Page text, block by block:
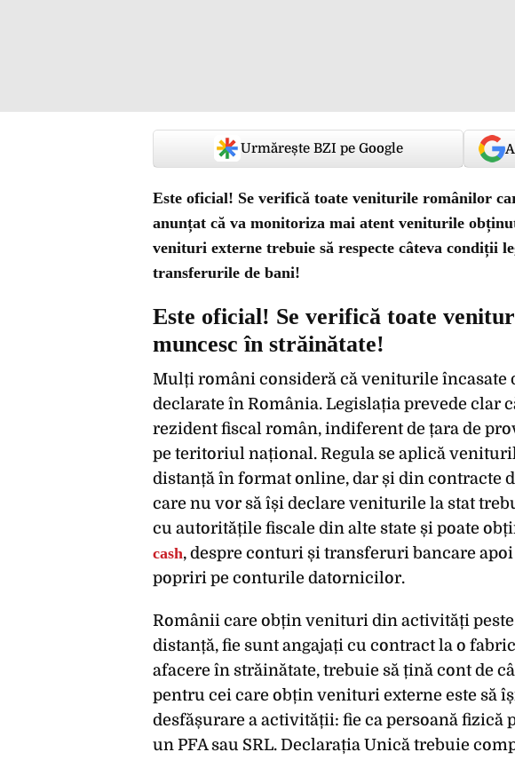
Urmărește BZI pe Google
Este oficial! Se verifică toate veniturile românilor
anunțat că va monitoriza mai atent veniturile
venituri externe trebuie să respecte câteva condiții
transferurile de bani!
Este oficial! Se verifică toate
muncesc în străinătate!
Mulți români consideră că veniturile încasate
declarate în România. Legislația prevede clar
rezident fiscal român, indiferent de țara de
pe teritoriul național. Regula se aplică
distanță în format online, dar și din contracte
care nu vor să își declare veniturile la stat
cu autoritățile fiscale din alte state și poate
cash, despre conturi și transferuri bancare
popriri pe conturile datornicilor.
Românii care obțin venituri din activități
distanță, fie sunt angajați cu contract la o
afacere în străinătate, trebuie să țină cont de
pentru cei care obțin venituri externe este să
desfășurare a activității: fie ca persoană
un PFA sau SRL. Declarația Unică trebuie